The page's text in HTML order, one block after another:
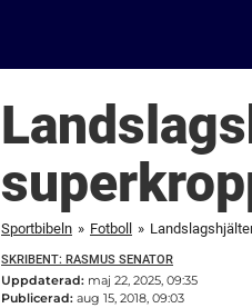
Sportbibeln » Fotboll »
SKRIBENT: RASMUS SENATOR
Uppdaterad: maj 22, 2025, 09:35
Publicerad: aug 15, 2018, 09:03